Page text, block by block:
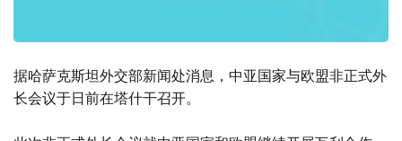
据哈萨克斯坦外交部新闻处消息，中亚国家与欧盟非正式外
长会议于日前在塔什干召开。